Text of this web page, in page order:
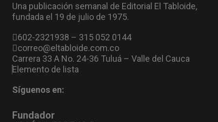
Una publicación semanal de Editorial El Tabloide,
fundada el 19 de julio de 1975.
602-2321938 – 315 052 0144
correo@eltabloide.com.co
Carrera 33 A No. 24-36 Tuluá – Valle del Cauca
Elemento de lista
Síguenos en:
Fundador